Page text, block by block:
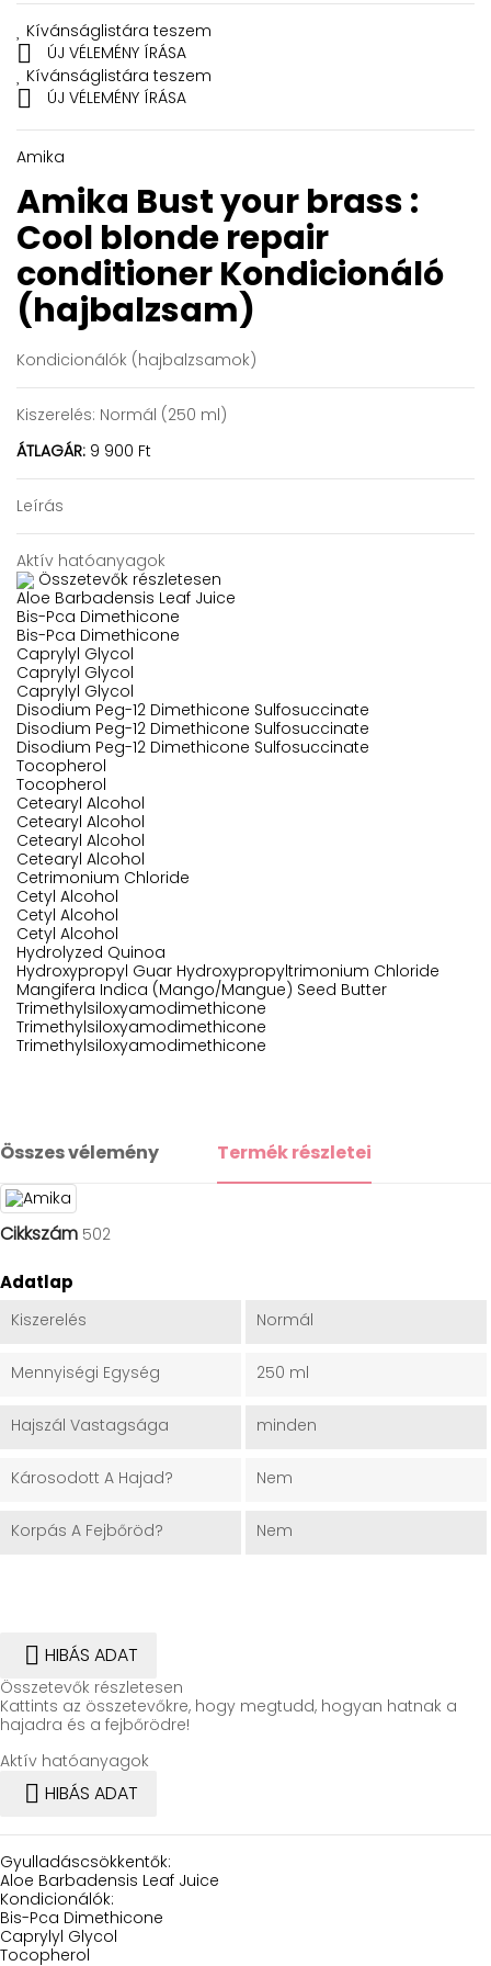
Kívánságlistára teszem

ÚJ VÉLEMÉNY ÍRÁSA
Kívánságlistára teszem
 ÚJ VÉLEMÉNY ÍRÁSA
Amika
Amika Bust your brass :
Cool blonde repair
conditionerKondicionáló
(hajbalzsam)
Kondicionálók (hajbalzsamok)
Kiszerelés: Normál (250 ml)
ÁTLAGÁR: 9 900 Ft
Leírás
Aktív hatóanyagok
Összetevők részletesen
Aloe Barbadensis Leaf Juice
Bis-Pca Dimethicone
Bis-Pca Dimethicone
Caprylyl Glycol
Caprylyl Glycol
Caprylyl Glycol
Disodium Peg-12 Dimethicone Sulfosuccinate
Disodium Peg-12 Dimethicone Sulfosuccinate
Disodium Peg-12 Dimethicone Sulfosuccinate
Tocopherol
Tocopherol
Cetearyl Alcohol
Cetearyl Alcohol
Cetearyl Alcohol
Cetearyl Alcohol
Cetrimonium Chloride
Cetyl Alcohol
Cetyl Alcohol
Cetyl Alcohol
Hydrolyzed Quinoa
Hydroxypropyl Guar Hydroxypropyltrimonium Chloride
Mangifera Indica (Mango/Mangue) Seed Butter
Trimethylsiloxyamodimethicone
Trimethylsiloxyamodimethicone
Trimethylsiloxyamodimethicone
Összes vélemény Termék részletei
Cikkszám 502
Adatlap
Kiszerelés Normál
Mennyiségi Egység 250 ml
Hajszál Vastagsága minden
Károsodott A Hajad? Nem
Korpás A Fejbőröd? Nem
 HIBÁS ADAT
Összetevők részletesen
Kattints az összetevőkre, hogy megtudd, hogyan hatnak a
hajadra és a fejbőrödre!
Aktív hatóanyagok
 HIBÁS ADAT
Gyulladáscsökkentők:
Aloe Barbadensis Leaf Juice
Kondicionálók:
Bis-Pca Dimethicone
Caprylyl Glycol
Tocopherol